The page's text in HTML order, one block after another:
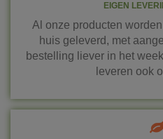
EIGEN
Al onze producten
huis geleverd, met
bestelling liever in het
leveren ook